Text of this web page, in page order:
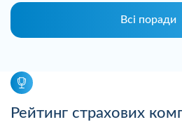
Всі поради
Рейтинг страхових